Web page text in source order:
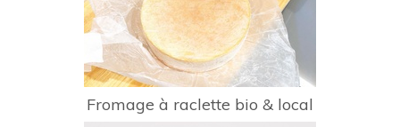
Fromage à raclette bio & local